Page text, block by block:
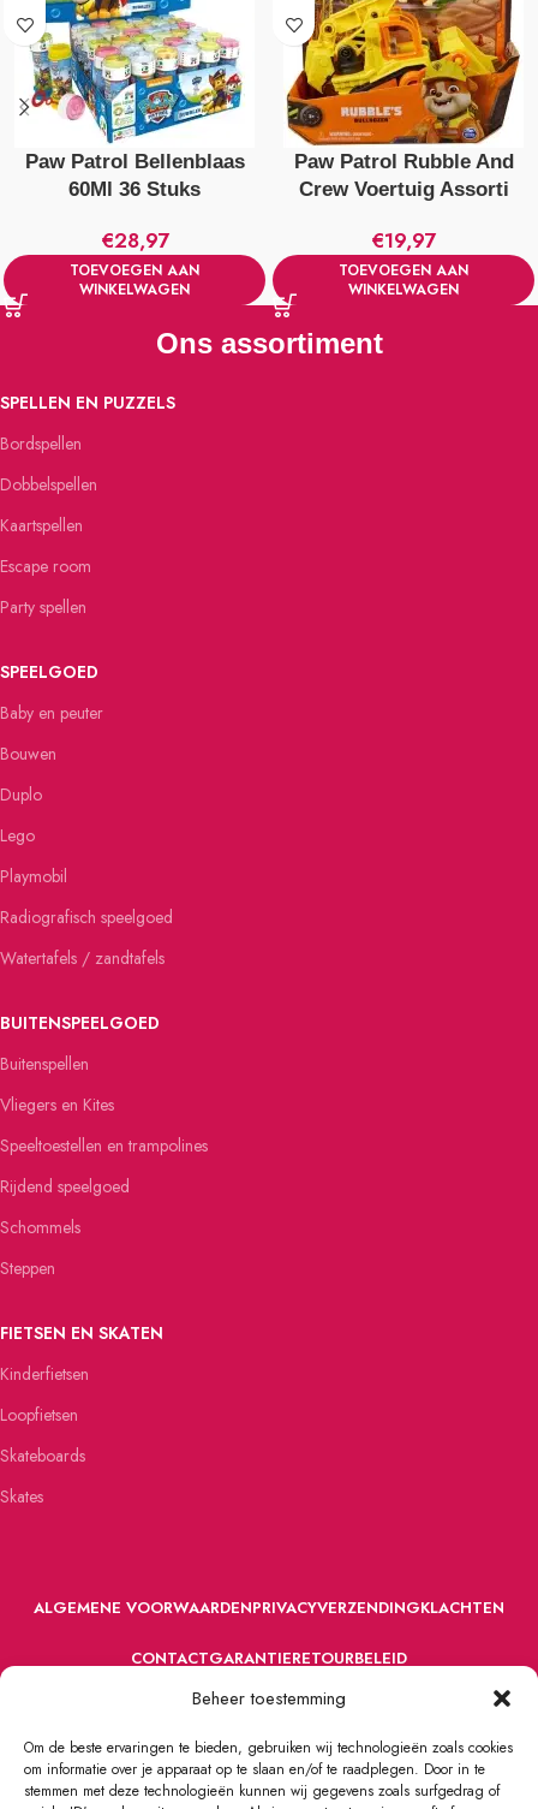
Beheer toestemming
Om de beste ervaringen te bieden, gebruiken wij technologieën zoals cookies
om informatie over je apparaat op te slaan en/of te raadplegen. Door in te
stemmen met deze technologieën kunnen wij gegevens zoals surfgedrag of
Paw Patrol Bellenblaas
60Ml 36 Stuks
€28,97
TOEVOEGEN AAN
WINKELWAGEN
Paw Patrol Rubble And
Crew Voertuig Assorti
€19,97
TOEVOEGEN AAN
WINKELWAGEN
Ons assortiment
SPELLEN EN PUZZELS
Bordspellen
Dobbelspellen
Kaartspellen
Escape room
Party spellen
SPEELGOED
Baby en peuter
Bouwen
Duplo
Lego
Playmobil
Radiografisch speelgoed
Watertafels / zandtafels
BUITENSPEELGOED
Buitenspellen
Vliegers en Kites
Speeltoestellen en trampolines
Rijdend speelgoed
Schommels
Steppen
FIETSEN EN SKATEN
Kinderfietsen
Loopfietsen
Skateboards
Skates
ALGEMENE VOORWAARDENPRIVACYVERZENDINGKLACHTEN
CONTACTGARANTIERETOURBELEID